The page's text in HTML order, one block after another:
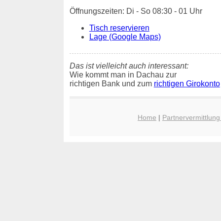
Öffnungszeiten: Di - So 08:30 - 01 Uhr
Tisch reservieren
Lage (Google Maps)
Das ist vielleicht auch interessant:
Wie kommt man in Dachau zur
richtigen Bank und zum richtigen Girokonto
Home |